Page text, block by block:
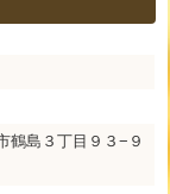
鶴島３丁目９３−９